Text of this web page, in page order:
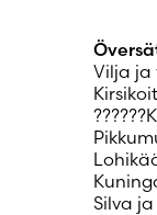
Vilja ja
Silva